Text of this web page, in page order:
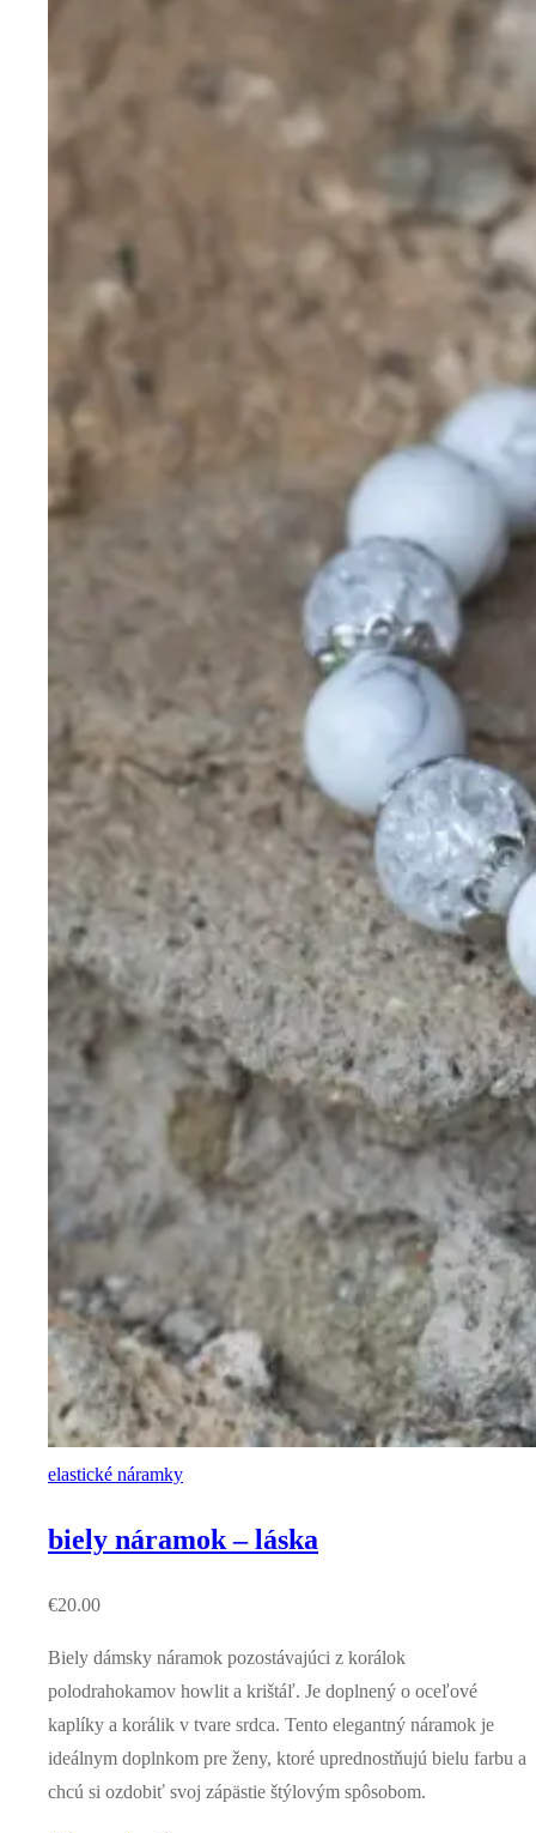
elastické náramky
biely náramok – láska
€20.00
Biely dámsky náramok pozostávajúci z korálok
polodrahokamov howlit a krištáľ. Je doplnený o oceľové
kaplíky a korálik v tvare srdca. Tento elegantný náramok je
ideálnym doplnkom pre ženy, ktoré uprednostňujú bielu farbu a
chcú si ozdobiť svoj zápästie štýlovým spôsobom.